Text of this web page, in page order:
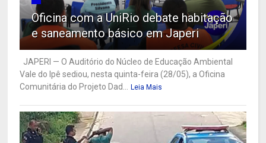
Oficina com a UniRio debate habitação
e saneamento básico em Japeri
JAPERI — O Auditório do Núcleo de Educação Ambiental
Vale do Ipê sediou, nesta quinta-feira (28/05), a Oficina
Comunitária do Projeto Dad...
Leia Mais